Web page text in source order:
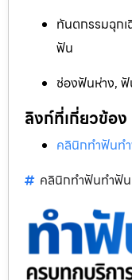
ทันตกรรมฉุก
ฟัน
ช่องฟันห่าง, ฟั
ลิงก์ที่เกี่ยวข้อง
คลินิกทำฟันท
คลินิกทำฟันทำฟัน